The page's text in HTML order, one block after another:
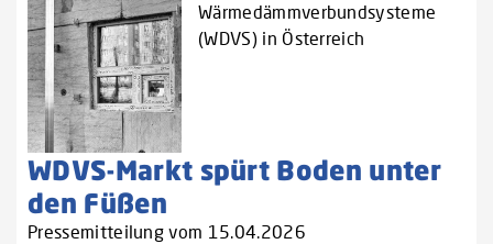
Wärmedämmverbundsysteme
(WDVS) in Österreich
WDVS-Markt spürt Boden unter
den Füßen
Pressemitteilung vom 15.04.2026